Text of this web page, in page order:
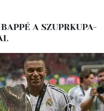
A SZUPRKUPA-